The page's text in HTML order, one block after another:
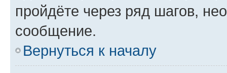
пройдёте через ряд шагов,
сообщение.
Вернуться к началу